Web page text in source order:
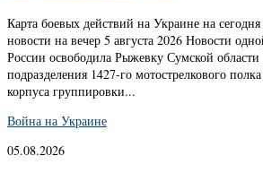
Карта боевых действий на Украине на
новости на вечер 5 августа 2026 Новости
России освободила Рыжевку Сумской
подразделения 1427-го мотострелкового
корпуса группировки...
Война на Украине
05.08.2026